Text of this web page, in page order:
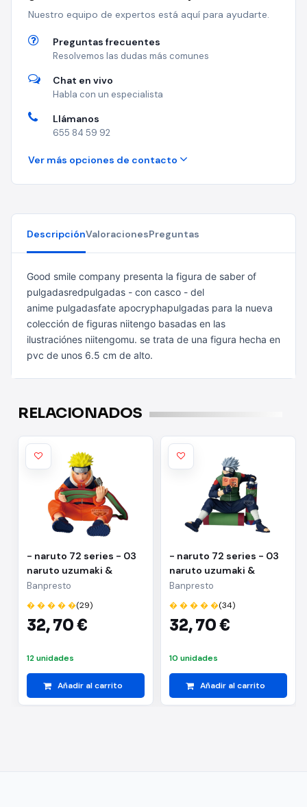
Nuestro equipo de expertos está aquí para ayudarte.
Preguntas frecuentes
Resolvemos las dudas más comunes
Chat en vivo
Habla con un especialista
Llámanos
655 84 59 92
Ver más opciones de contacto
DescripciónValoracionesPreguntas
Good smile company presenta la figura de saber of
pulgadasredpulgadas - con casco - del
anime pulgadasfate apocryphapulgadas para la nueva
colección de figuras niitengo basadas en las
ilustraciónes niitengomu. se trata de una figura hecha en
pvc de unos 6.5 cm de alto.
RELACIONADOS
- naruto 72 series - 03
naruto uzumaki &
kakashi hatake(a:naruto
uzumaki)
Banpresto
� � � � �(29)
32,70 €
12 unidades
Añadir al carrito
- naruto 72 series - 03
naruto uzumaki &
kakashi
hatake(b:kakashi
hatake)
Banpresto
� � � � �(34)
32,70 €
10 unidades
Añadir al carrito